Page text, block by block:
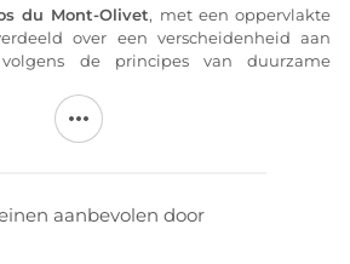
du Mont-Olivet, met een oppervlakte
over een verscheidenheid aan
de principes van duurzame
gewild zijn bij wijnliefhebbers, worden
stijl, maar altijd met het oog op
Deze wijnen zijn in staat de tand des
aanbevolen door